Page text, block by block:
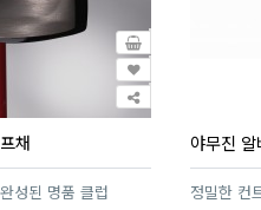
채
성된 명품 클럽
야무진
정밀한 컨